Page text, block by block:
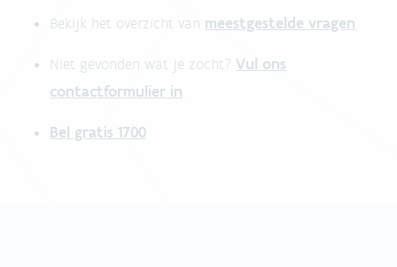
Bekijk het overzicht van meestgestelde vragen.
Niet gevonden wat je zocht? Vul ons
contactformulier in.
Bel gratis 1700